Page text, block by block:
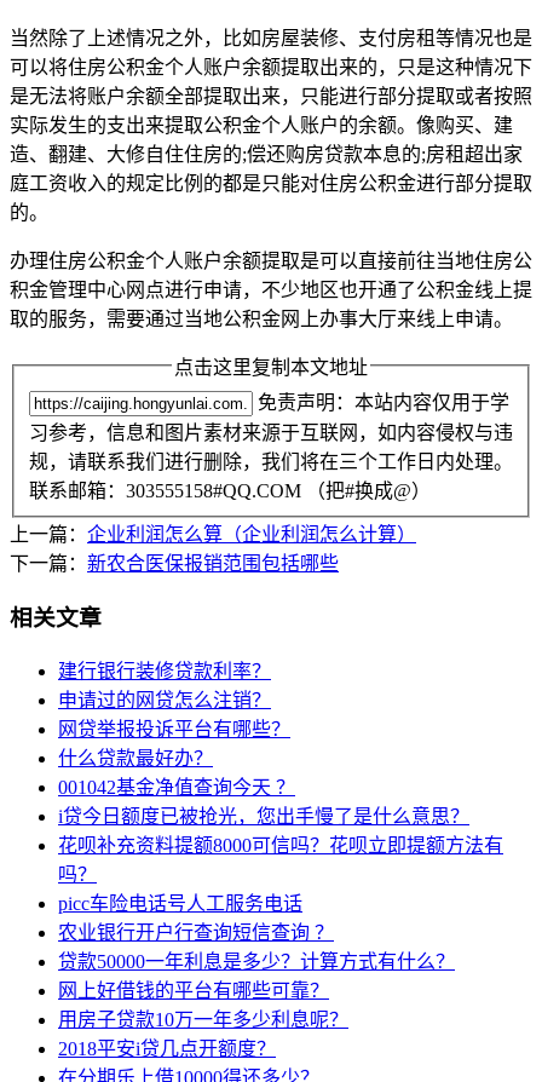
当然除了上述情况之外，比如房屋装修、支付房租等情况也是
可以将住房公积金个人账户余额提取出来的，只是这种情况下
是无法将账户余额全部提取出来，只能进行部分提取或者按照
实际发生的支出来提取公积金个人账户的余额。像购买、建
造、翻建、大修自住住房的;偿还购房贷款本息的;房租超出家
庭工资收入的规定比例的都是只能对住房公积金进行部分提取
的。
办理住房公积金个人账户余额提取是可以直接前往当地住房公
积金管理中心网点进行申请，不少地区也开通了公积金线上提
取的服务，需要通过当地公积金网上办事大厅来线上申请。
点击这里复制本文地址
免责声明：本站内容仅用于学
习参考，信息和图片素材来源于互联网，如内容侵权与违
规，请联系我们进行删除，我们将在三个工作日内处理。
联系邮箱：303555158#QQ.COM （把#换成@）
上一篇： 企业利润怎么算（企业利润怎么计算）
下一篇： 新农合医保报销范围包括哪些
相关文章
建行银行装修贷款利率？
申请过的网贷怎么注销？
网贷举报投诉平台有哪些？
什么贷款最好办？
001042基金净值查询今天 ？
i贷今日额度已被抢光，您出手慢了是什么意思？
花呗补充资料提额8000可信吗？花呗立即提额方法有
吗？
picc车险电话号人工服务电话
农业银行开户行查询短信查询 ？
贷款50000一年利息是多少？计算方式有什么？
网上好借钱的平台有哪些可靠？
用房子贷款10万一年多少利息呢？
2018平安i贷几点开额度？
在分期乐上借10000得还多少？